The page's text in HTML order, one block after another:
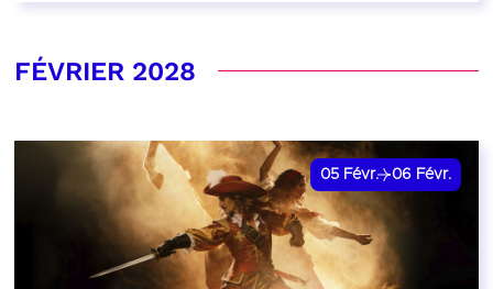
FÉVRIER 2028
05 Févr. 06 Févr.